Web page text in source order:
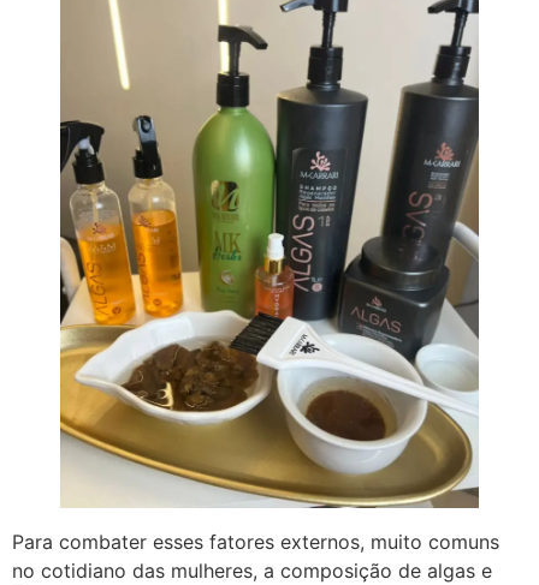
Para combater esses fatores externos, muito comuns
no cotidiano das mulheres, a composição de algas e